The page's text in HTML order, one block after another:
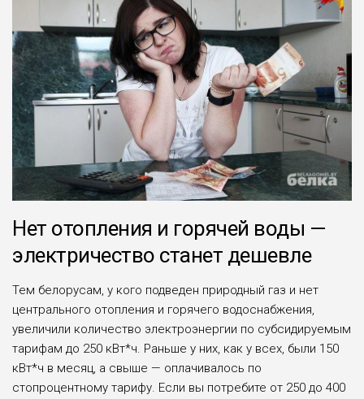
Нет отопления и горячей воды —
электричество станет дешевле
Тем белорусам, у кого подведен природный газ и нет
центрального отопления и горячего водоснабжения,
увеличили количество электроэнергии по субсидируемым
тарифам до 250 кВт*ч. Раньше у них, как у всех, были 150
кВт*ч в месяц, а свыше — оплачивалось по
стопроцентному тарифу. Если вы потребите от 250 до 400